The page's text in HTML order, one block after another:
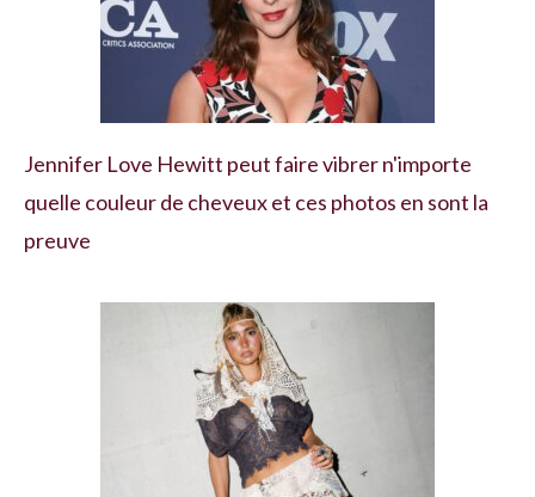
Jennifer Love Hewitt peut faire vibrer n'importe
quelle couleur de cheveux et ces photos en sont la
preuve